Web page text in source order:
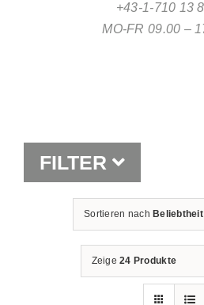
+43-1-710 13
MO-FR 09.00 –
Nachhaltigkeit
FILTER
Sortieren nach Beliebtheit
Zeige24 Produkte